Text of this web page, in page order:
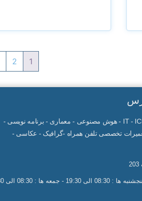
1
2
IT - ICDL - هوش مصنوعی - معماری - برنامه نویسی -
تخصصی تلفن همراه -گرافیک - عکاسی -